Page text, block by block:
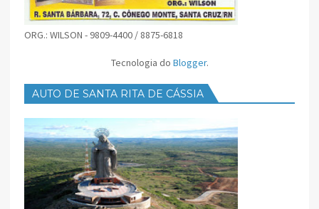
ORG.: WILSON - 9809-4400 / 8875-6818
Tecnologia do Blogger.
AUTO DE SANTA RITA DE CÁSSIA